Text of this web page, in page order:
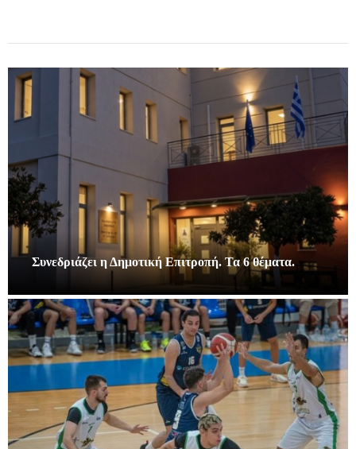
Συνεδριάζει η Δημοτική Επιτροπή. Τα 6 θέματα.